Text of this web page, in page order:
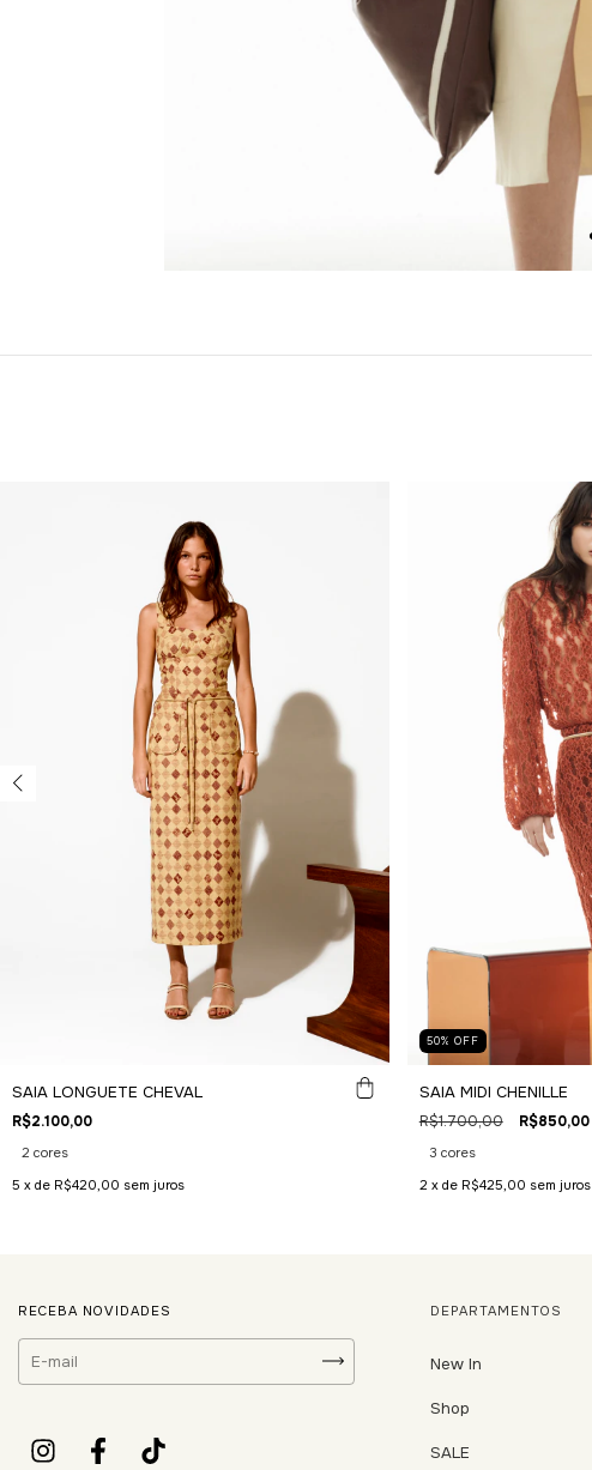
SAIA LONGUETE CHEVAL
R$2.100,00
2 cores
5 x de R$420,00 sem juros
50% OFF
SAIA MIDI CHENILLE
R$1.700,00 R$850,00
3 cores
2 x de R$425,00 sem juros
RECEBA NOVIDADES DEPARTAMENTOS
New In
Shop
SALE